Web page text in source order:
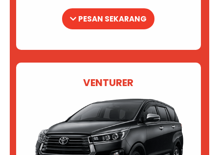
PESAN SEKARANG
VENTURER